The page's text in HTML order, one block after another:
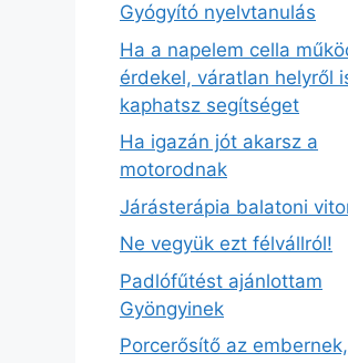
Gyógyító nyelvtanulás
Ha a napelem cella
érdekel, váratlan helyről
kaphatsz segítséget
Ha igazán jót akarsz a
motorodnak
Járásterápia balatoni
Ne vegyük ezt félvállról!
Padlófűtést ajánlottam
Gyöngyinek
Porcerősítő az